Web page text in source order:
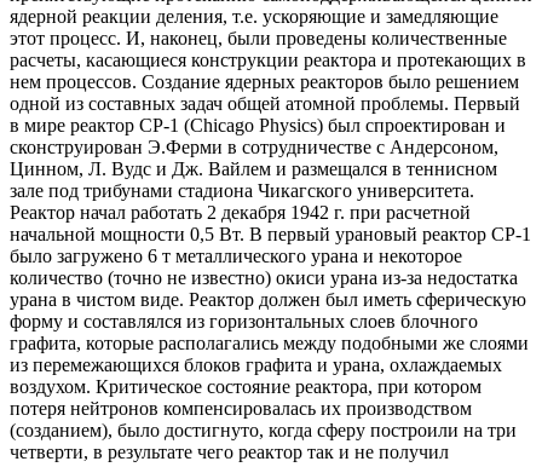
ядерной реакции деления, т.е. ускоряющие и замедляющие
этот процесс. И, наконец, были проведены количественные
расчеты, касающиеся конструкции реактора и протекающих в
нем процессов. Создание ядерных реакторов было решением
одной из составных задач общей атомной проблемы. Первый
в мире реактор СР-1 (Chicago Physics) был спроектирован и
сконструирован Э.Ферми в сотрудничестве с Андерсоном,
Цинном, Л. Вудс и Дж. Вайлем и размещался в теннисном
зале под трибунами стадиона Чикагского университета.
Реактор начал работать 2 декабря 1942 г. при расчетной
начальной мощности 0,5 Вт. В первый урановый реактор СР-1
было загружено 6 т металлического урана и некоторое
количество (точно не известно) окиси урана из-за недостатка
урана в чистом виде. Реактор должен был иметь сферическую
форму и составлялся из горизонтальных слоев блочного
графита, которые располагались между подобными же слоями
из перемежающихся блоков графита и урана, охлаждаемых
воздухом. Критическое состояние реактора, при котором
потеря нейтронов компенсировалась их производством
(созданием), было достигнуто, когда сферу построили на три
четверти, в результате чего реактор так и не получил